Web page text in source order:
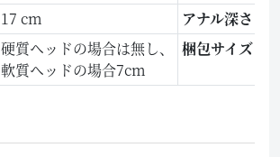
17 cm
アナル深さ
硬質ヘッドの場合は無し、
軟質ヘッドの場合7cm
梱包サイズ